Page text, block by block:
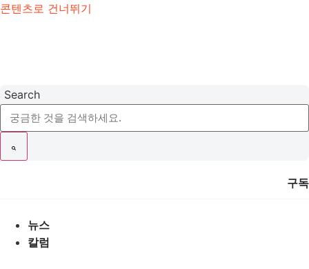
콘텐츠로 건너뛰기
Search
구독
뉴스
칼럼